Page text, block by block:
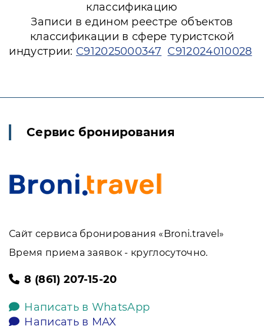
классификацию
Записи в едином реестре объектов
классификации в сфере туристской
индустрии: С912025000347 С912024010028
Сервис бронирования
Сайт сервиса бронирования «Broni.travel»
Время приема заявок - круглосуточно.
8 (861) 207-15-20
Написать в WhatsApp
Написать в MAX